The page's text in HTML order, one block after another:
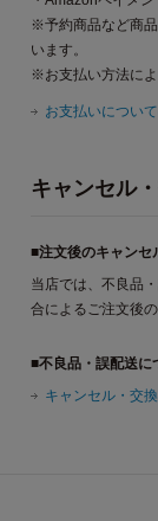
※予約商品など商
います。
※お支払い方法によ
お支払いについ
キャンセル
■注文後のキャンセ
当店では、不良品
合によるご注文後
■不良品・誤配送に
キャンセル・交